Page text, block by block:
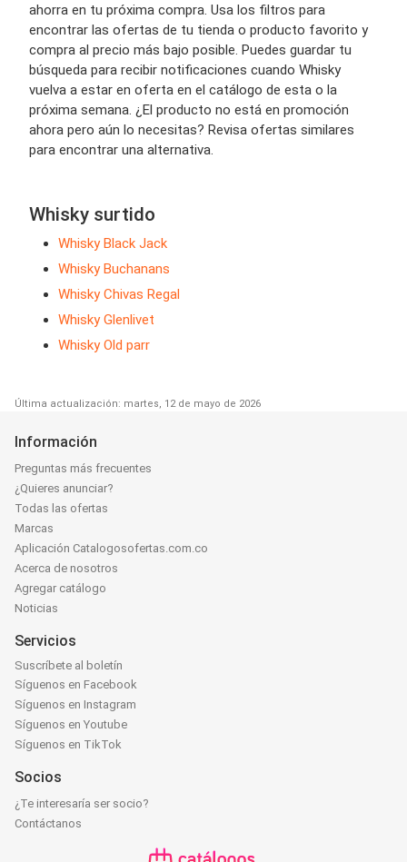
ahorra en tu próxima compra. Usa los filtros para
encontrar las ofertas de tu tienda o producto favorito y
compra al precio más bajo posible. Puedes guardar tu
búsqueda para recibir notificaciones cuando Whisky
vuelva a estar en oferta en el catálogo de esta o la
próxima semana. ¿El producto no está en promoción
ahora pero aún lo necesitas? Revisa ofertas similares
para encontrar una alternativa.
Whisky surtido
Whisky Black Jack
Whisky Buchanans
Whisky Chivas Regal
Whisky Glenlivet
Whisky Old parr
Última actualización: martes, 12 de mayo de 2026
Información
Preguntas más frecuentes
¿Quieres anunciar?
Todas las ofertas
Marcas
Aplicación Catalogosofertas.com.co
Acerca de nosotros
Agregar catálogo
Noticias
Servicios
Suscríbete al boletín
Síguenos en Facebook
Síguenos en Instagram
Síguenos en Youtube
Síguenos en TikTok
Socios
¿Te interesaría ser socio?
Contáctanos